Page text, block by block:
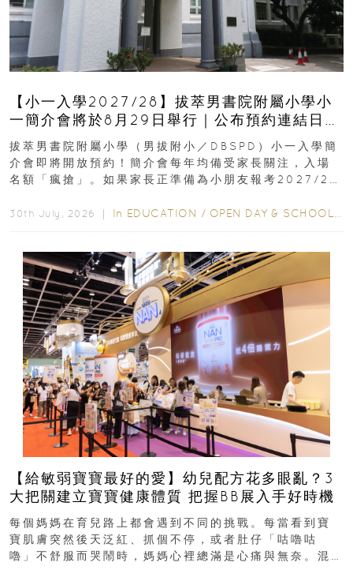
【小一入學2027/28】拔萃男書院附屬小學小
一簡介會將於8月29日舉行｜公布預約連結日期
｜更設有網上重溫
拔萃男書院附屬小學（男拔附小／DBSPD）小一入學簡
介會即將開放預約！簡介會每年均備受家長關注，入場
名額「瘋搶」。如果家長正準備為小朋友報考2027/28
30th July, 2026 ｜ In EDUCATION / OPEN DAY & SCHOOL EVENTS
【給敏弱寶寶最好的愛】幼兒配方花多眼亂？3
大把關建立寶寶健康體質 把握BB展入手好時機
每個媽媽在育兒路上都會遇到不同的挑戰。每當看到寶
寶肌膚突然後天泛紅、抓個不停，或者肚仔「咕嚕咕
嚕」不舒服而哭鬧時，媽媽心裡總滿是心痛與無奈。混